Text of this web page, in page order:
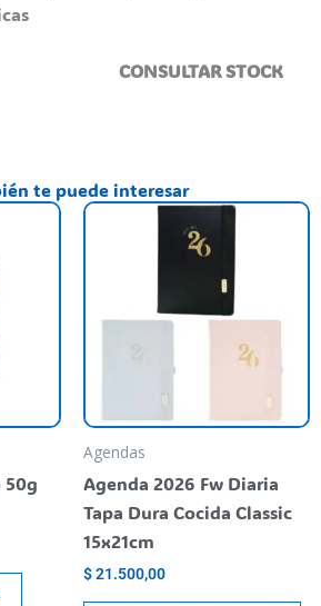
STOCK
te puede interesar
50g
Agendas
Agenda 2026 Fw Diaria
Tapa Dura Cocida Classic
15x21cm
$21.500,00
se